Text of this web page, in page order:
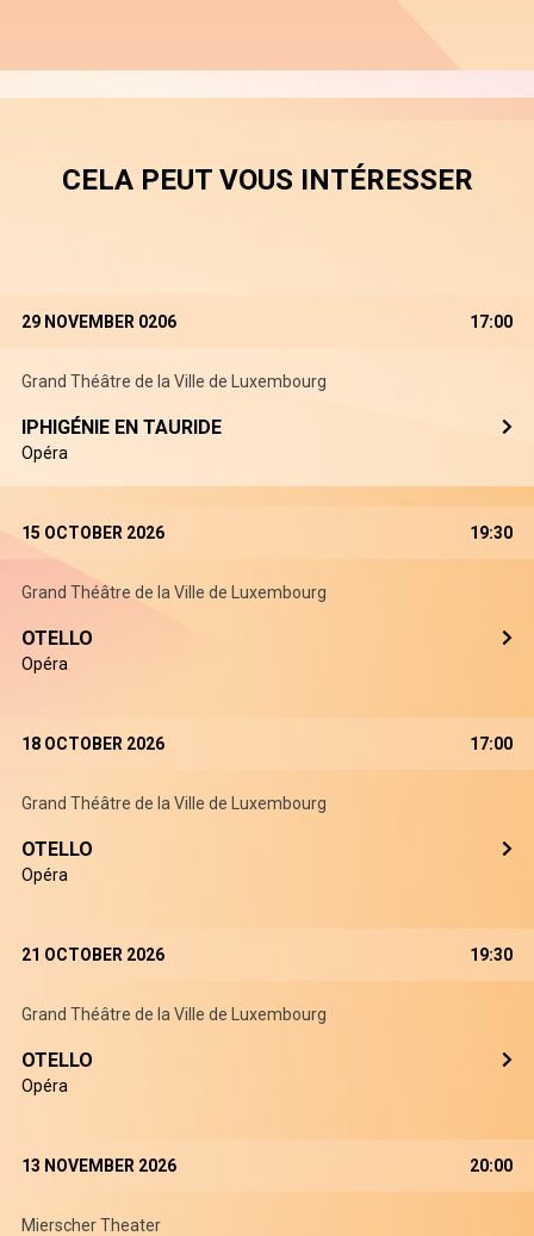
CELA PEUT VOUS INTÉRESSER
29 NOVEMBER 0206 17:00
Grand Théâtre de la Ville de Luxembourg
IPHIGÉNIE EN TAURIDE
Opéra
15 OCTOBER 2026 19:30
Grand Théâtre de la Ville de Luxembourg
OTELLO
Opéra
18 OCTOBER 2026 17:00
Grand Théâtre de la Ville de Luxembourg
OTELLO
Opéra
21 OCTOBER 2026 19:30
Grand Théâtre de la Ville de Luxembourg
OTELLO
Opéra
13 NOVEMBER 2026 20:00
Mierscher Theater